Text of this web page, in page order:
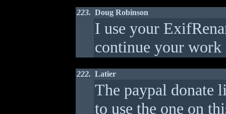
223. Doug Robinson
I use your
continue your
222. Latier
The paypal donate
to use the one on